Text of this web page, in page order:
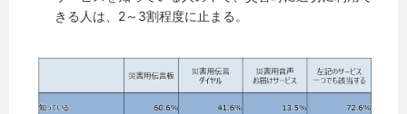
きる人は、2～3割程度に止まる。